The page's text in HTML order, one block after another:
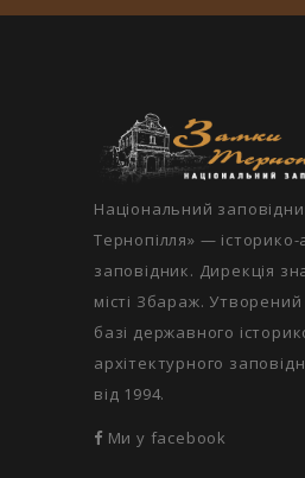
Національний
Тернопілля» — історико-
заповідник. Дирекція
місті Збараж. Утворений
базі державного
архітектурного
від 1994.
Ми у facebook